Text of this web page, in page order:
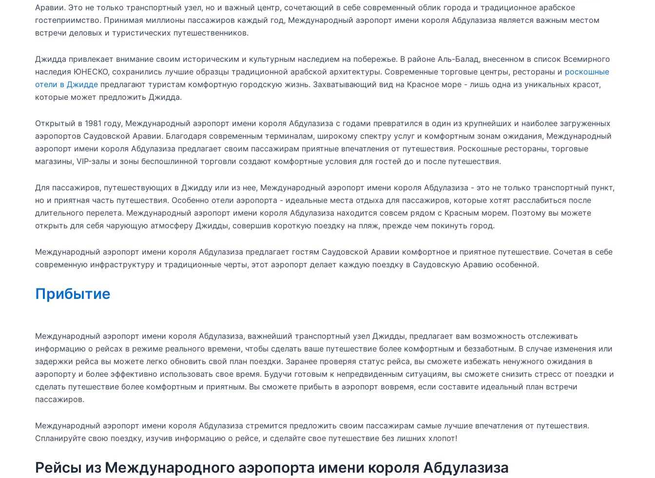
Аравии. Это не только транспортный узел, но и важный центр, сочетающий в себе современный облик города и традиционное арабское
гостеприимство. Принимая миллионы пассажиров каждый год, Международный аэропорт имени короля Абдулазиза является важным местом
встречи деловых и туристических путешественников.
Джидда привлекает внимание своим историческим и культурным наследием на побережье. В районе Аль-Балад, внесенном в список Всемирного
наследия ЮНЕСКО, сохранились лучшие образцы традиционной арабской архитектуры. Современные торговые центры, рестораны и роскошные
отели в Джидде предлагают туристам комфортную городскую жизнь. Захватывающий вид на Красное море - лишь одна из уникальных красот,
которые может предложить Джидда.
Открытый в 1981 году, Международный аэропорт имени короля Абдулазиза с годами превратился в один из крупнейших и наиболее загруженных
аэропортов Саудовской Аравии. Благодаря современным терминалам, широкому спектру услуг и комфортным зонам ожидания, Международный
аэропорт имени короля Абдулазиза предлагает своим пассажирам приятные впечатления от путешествия. Роскошные рестораны, торговые
магазины, VIP-залы и зоны беспошлинной торговли создают комфортные условия для гостей до и после путешествия.
Для пассажиров, путешествующих в Джидду или из нее, Международный аэропорт имени короля Абдулазиза - это не только транспортный пункт,
но и приятная часть путешествия. Особенно отели аэропорта - идеальные места отдыха для пассажиров, которые хотят расслабиться после
длительного перелета. Международный аэропорт имени короля Абдулазиза находится совсем рядом с Красным морем. Поэтому вы можете
открыть для себя чарующую атмосферу Джидды, совершив короткую поездку на пляж, прежде чем покинуть город.
Международный аэропорт имени короля Абдулазиза предлагает гостям Саудовской Аравии комфортное и приятное путешествие. Сочетая в себе
современную инфраструктуру и традиционные черты, этот аэропорт делает каждую поездку в Саудовскую Аравию особенной.
Прибытие
Международный аэропорт имени короля Абдулазиза, важнейший транспортный узел Джидды, предлагает вам возможность отслеживать
информацию о рейсах в режиме реального времени, чтобы сделать ваше путешествие более комфортным и беззаботным. В случае изменения или
задержки рейса вы можете легко обновить свой план поездки. Заранее проверяя статус рейса, вы сможете избежать ненужного ожидания в
аэропорту и более эффективно использовать свое время. Будучи готовым к непредвиденным ситуациям, вы сможете снизить стресс от поездки и
сделать путешествие более комфортным и приятным. Вы сможете прибыть в аэропорт вовремя, если составите идеальный план встречи
пассажиров.
Международный аэропорт имени короля Абдулазиза стремится предложить своим пассажирам самые лучшие впечатления от путешествия.
Спланируйте свою поездку, изучив информацию о рейсе, и сделайте свое путешествие без лишних хлопот!
Рейсы из Международного аэропорта имени короля Абдулазиза